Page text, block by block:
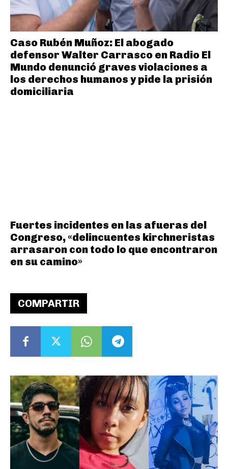
COMPARTIR
Caso Rubén Muñoz: El abogado
defensor Walter Carrasco en Radio El
Mundo denunció graves violaciones a
los derechos humanos y pide la prisión
domiciliaria
Fuertes incidentes en las afueras del
Congreso, «delincuentes kirchneristas
arrasaron con todo lo que encontraron
en su camino»